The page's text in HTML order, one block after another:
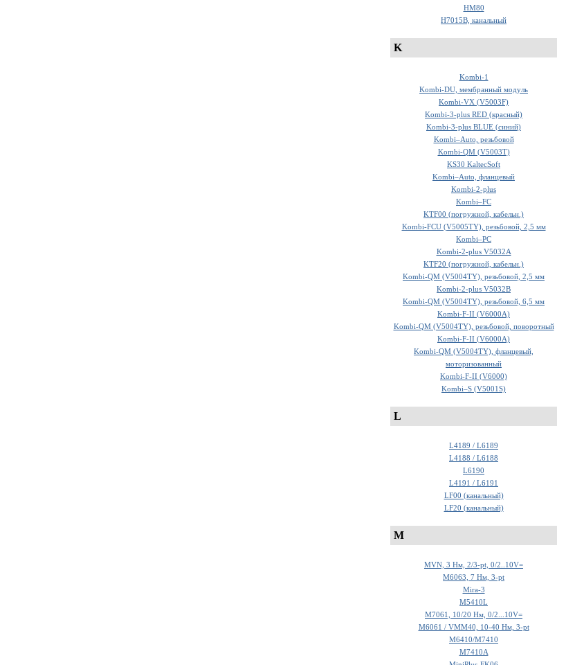
HM80
H7015B, канальный
K
Kombi-1
Kombi-DU, мембранный модуль
Kombi-VX (V5003F)
Kombi-3-plus RED (красный)
Kombi-3-plus BLUE (синий)
Kombi–Auto, резьбовой
Kombi-QM (V5003T)
KS30 KaltecSoft
Kombi–Auto, фланцевый
Kombi-2-plus
Kombi–FC
KTF00 (погружной, кабельн.)
Kombi-FCU (V5005TY), резьбовой, 2,5 мм
Kombi–PC
Kombi-2-plus V5032A
KTF20 (погружной, кабельн.)
Kombi-QM (V5004TY), резьбовой, 2,5 мм
Kombi-2-plus V5032B
Kombi-QM (V5004TY), резьбовой, 6,5 мм
Kombi-F-II (V6000A)
Kombi-QM (V5004TY), резьбовой, поворотный
Kombi-F-II (V6000A)
Kombi-QM (V5004TY), фланцевый,
моторизованный
Kombi-F-II (V6000)
Kombi–S (V5001S)
L
L4189 / L6189
L4188 / L6188
L6190
L4191 / L6191
LF00 (канальный)
LF20 (канальный)
M
MVN, 3 Нм, 2/3-pt, 0/2..10V=
M6063, 7 Нм, 3-pt
Mira-3
M5410L
M7061, 10/20 Hм, 0/2...10V=
M6061 / VMM40, 10-40 Нм, 3-pt
M6410/M7410
M7410A